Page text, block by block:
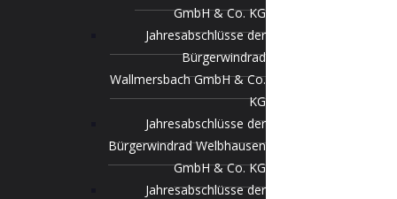
GmbH & Co. KG
Jahresabschlüsse der
Bürgerwindrad
Wallmersbach GmbH & Co.
KG
Jahresabschlüsse der
Bürgerwindrad Welbhausen
GmbH & Co. KG
Jahresabschlüsse der